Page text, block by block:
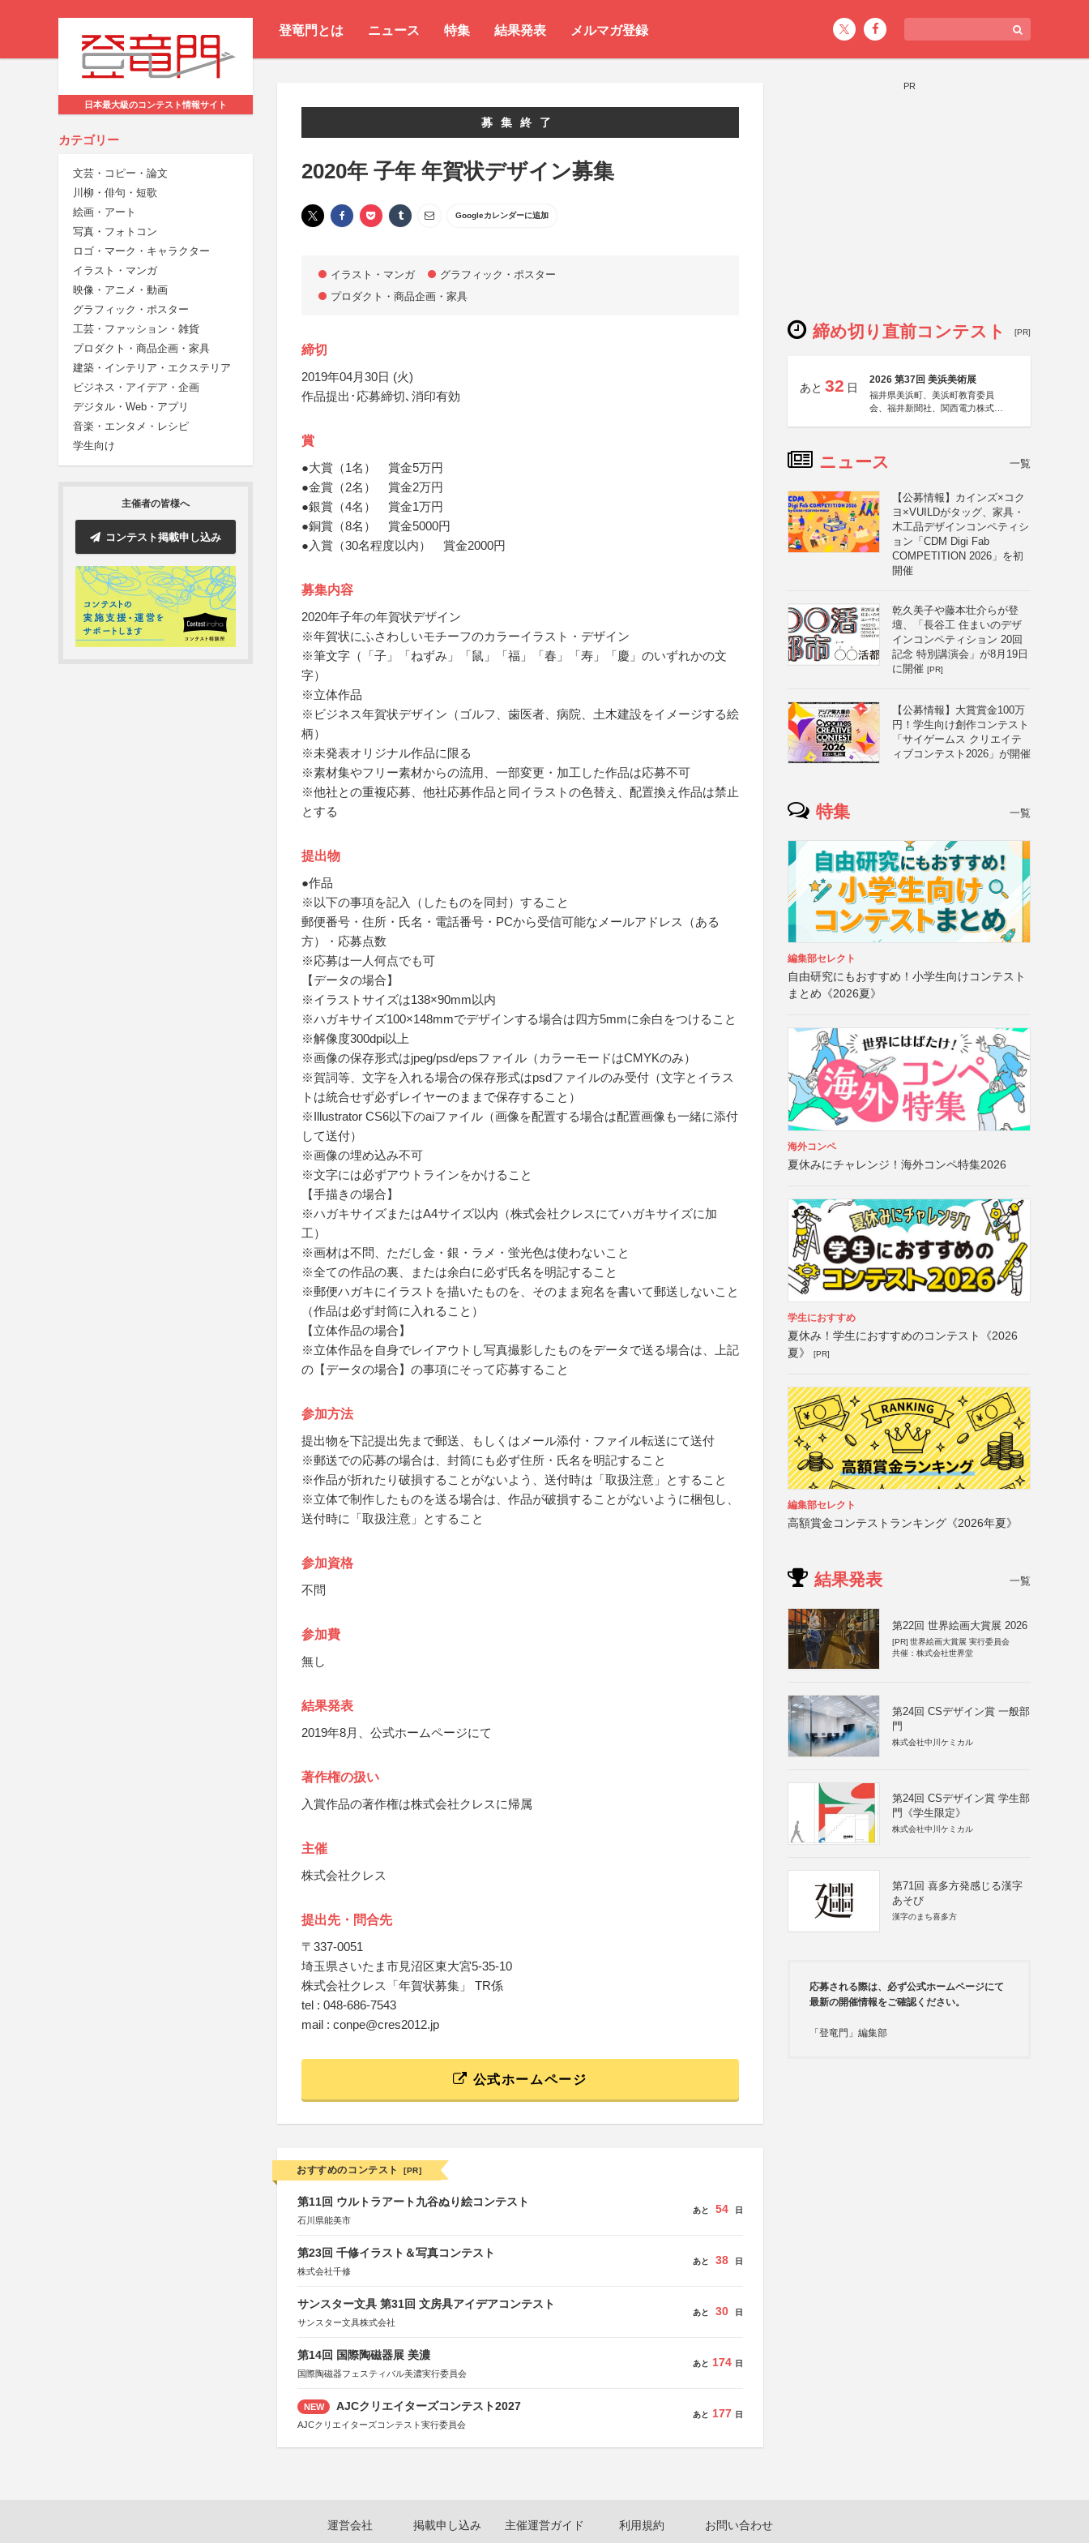
登竜門とは ニュース 特集 結果発表 メルマガ登録
日本最大級のコンテスト情報サイト
カテゴリー
文芸・コピー・論文
川柳・俳句・短歌
絵画・アート
写真・フォトコン
ロゴ・マーク・キャラクター
イラスト・マンガ
映像・アニメ・動画
グラフィック・ポスター
工芸・ファッション・雑貨
プロダクト・商品企画・家具
建築・インテリア・エクステリア
ビジネス・アイデア・企画
デジタル・Web・アプリ
音楽・エンタメ・レシピ
学生向け
主催者の皆様へ
コンテスト掲載申し込み
募集終了
2020年 子年 年賀状デザイン募集
Googleカレンダーに追加
イラスト・マンガ
グラフィック・ポスター
プロダクト・商品企画・家具
締切
2019年04月30日 (火)
作品提出･応募締切､消印有効
賞
●大賞（1名） 賞金5万円
●金賞（2名） 賞金2万円
●銀賞（4名） 賞金1万円
●銅賞（8名） 賞金5000円
●入賞（30名程度以内） 賞金2000円
募集内容
2020年子年の年賀状デザイン
※年賀状にふさわしいモチーフのカラーイラスト・デザイン
※筆文字（「子」「ねずみ」「鼠」「福」「春」「寿」「慶」のいずれかの文
字）
※立体作品
※ビジネス年賀状デザイン（ゴルフ、歯医者、病院、土木建設をイメージする絵
柄）
※未発表オリジナル作品に限る
※素材集やフリー素材からの流用、一部変更・加工した作品は応募不可
※他社との重複応募、他社応募作品と同イラストの色替え、配置換え作品は禁止
とする
提出物
●作品
※以下の事項を記入（したものを同封）すること
郵便番号・住所・氏名・電話番号・PCから受信可能なメールアドレス（ある
方）・応募点数
※応募は一人何点でも可
【データの場合】
※イラストサイズは138×90mm以内
※ハガキサイズ100×148mmでデザインする場合は四方5mmに余白をつけること
※解像度300dpi以上
※画像の保存形式はjpeg/psd/epsファイル（カラーモードはCMYKのみ）
※賀詞等、文字を入れる場合の保存形式はpsdファイルのみ受付（文字とイラス
トは統合せず必ずレイヤーのままで保存すること）
※Illustrator CS6以下のaiファイル（画像を配置する場合は配置画像も一緒に添付
して送付）
※画像の埋め込み不可
※文字には必ずアウトラインをかけること
【手描きの場合】
※ハガキサイズまたはA4サイズ以内（株式会社クレスにてハガキサイズに加
工）
※画材は不問、ただし金・銀・ラメ・蛍光色は使わないこと
※全ての作品の裏、または余白に必ず氏名を明記すること
※郵便ハガキにイラストを描いたものを、そのまま宛名を書いて郵送しないこと
（作品は必ず封筒に入れること）
【立体作品の場合】
※立体作品を自身でレイアウトし写真撮影したものをデータで送る場合は、上記
の【データの場合】の事項にそって応募すること
参加方法
提出物を下記提出先まで郵送、もしくはメール添付・ファイル転送にて送付
※郵送での応募の場合は、封筒にも必ず住所・氏名を明記すること
※作品が折れたり破損することがないよう、送付時は「取扱注意」とすること
※立体で制作したものを送る場合は、作品が破損することがないように梱包し、
送付時に「取扱注意」とすること
参加資格
不問
参加費
無し
結果発表
2019年8月、公式ホームページにて
著作権の扱い
入賞作品の著作権は株式会社クレスに帰属
主催
株式会社クレス
提出先・問合先
〒337-0051
埼玉県さいたま市見沼区東大宮5-35-10
株式会社クレス「年賀状募集」 TR係
tel : 048-686-7543
mail : conpe@cres2012.jp
公式ホームページ
おすすめのコンテスト [PR]
第11回 ウルトラアート九谷ぬり絵コンテスト
石川県能美市
あと 54 日
第23回 千修イラスト＆写真コンテスト
株式会社千修
あと 38 日
サンスター文具 第31回 文房具アイデアコンテスト
サンスター文具株式会社
あと 30 日
第14回 国際陶磁器展 美濃
国際陶磁器フェスティバル美濃実行委員会
あと 174 日
NEW AJCクリエイターズコンテスト2027
AJCクリエイターズコンテスト実行委員会
あと 177 日
PR
締め切り直前コンテスト [PR]
あと 32 日
2026 第37回 美浜美術展
福井県美浜町、美浜町教育委員
会、福井新聞社、関西電力株式会
ニュース 一覧
【公募情報】カインズ×コク
ヨ×VUILDがタッグ、家具・
木工品デザインコンペティシ
ョン「CDM Digi Fab
COMPETITION 2026」を初
開催
乾久美子や藤本壮介らが登
壇、「長谷工 住まいのデザ
インコンペティション 20回
記念 特別講演会」が8月19日
に開催 [PR]
【公募情報】大賞賞金100万
円！学生向け創作コンテスト
「サイゲームス クリエイテ
ィブコンテスト2026」が開催
特集 一覧
編集部セレクト
自由研究にもおすすめ！小学生向けコンテスト
まとめ《2026夏》
海外コンペ
夏休みにチャレンジ！海外コンペ特集2026
学生におすすめ
夏休み！学生におすすめのコンテスト《2026
夏》
[PR]
編集部セレクト
高額賞金コンテストランキング《2026年夏》
結果発表 一覧
第22回 世界絵画大賞展 2026
[PR] 世界絵画大賞展 実行委員会
共催：株式会社世界堂
第24回 CSデザイン賞 一般部
門
株式会社中川ケミカル
第24回 CSデザイン賞 学生部
門《学生限定》
株式会社中川ケミカル
第71回 喜多方発感じる漢字
あそび
漢字のまち喜多方
応募される際は、必ず公式ホームページにて
最新の開催情報をご確認ください。
「登竜門」編集部
運営会社 掲載申し込み 主催運営ガイド 利用規約 お問い合わせ